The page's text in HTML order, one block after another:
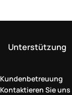
Unterstützung
Kundenbetreuung
Kontaktieren Sie uns